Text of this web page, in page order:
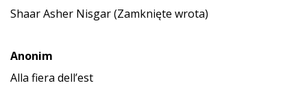
Shaar Asher Nisgar (Zamknięte wrota)
Anonim
Alla fiera dell’est